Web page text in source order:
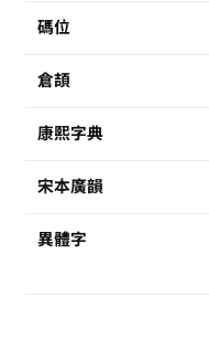
碼位
倉頡
康熙字典
宋本廣韻
異體字